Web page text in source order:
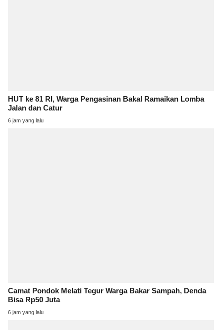
HUT ke 81 RI, Warga Pengasinan Bakal Ramaikan Lomba
Jalan dan Catur
6 jam yang lalu
Camat Pondok Melati Tegur Warga Bakar Sampah, Denda
Bisa Rp50 Juta
6 jam yang lalu